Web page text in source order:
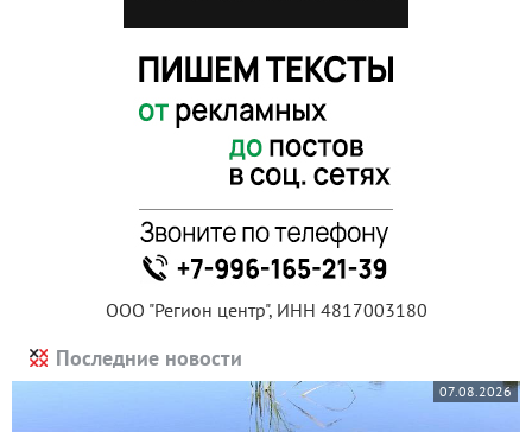
ООО "Регион центр", ИНН 4817003180
Последние новости
07.08.2026